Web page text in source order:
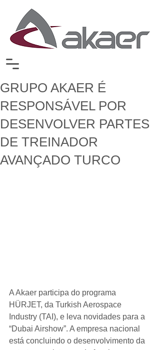
GRUPO AKAER É
RESPONSÁVEL POR
DESENVOLVER PARTES
DE TREINADOR
AVANÇADO TURCO
A Akaer participa do programa
HÜRJET, da Turkish Aerospace
Industry (TAI), e leva novidades para a
“Dubai Airshow”. A empresa nacional
está concluindo o desenvolvimento da